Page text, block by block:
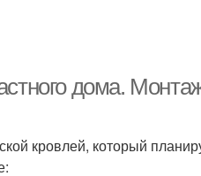
дома.
кровлей, который